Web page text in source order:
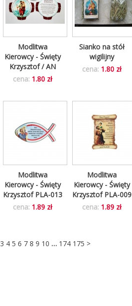
Modlitwa
Kierowcy - Święty
Krzysztof / AN
cena: 1.80 zł
Sianko na stół
wigilijny
cena: 1.80 zł
Modlitwa
Kierowcy - Święty
Krzysztof PLA-013
cena: 1.89 zł
Modlitwa
Kierowcy - Święty
Krzysztof PLA-009
cena: 1.89 zł
3 4 5 6 7 8 9 10 … 174 175 >